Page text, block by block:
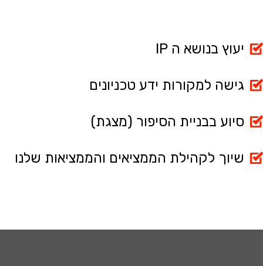
יעוץ בנושא ה IP
גישה למקורות ידע טכניונים
סיוע בבניית הסיפור (מצגת)
שיוך לקהילת הממציאים והממציאות שלנו